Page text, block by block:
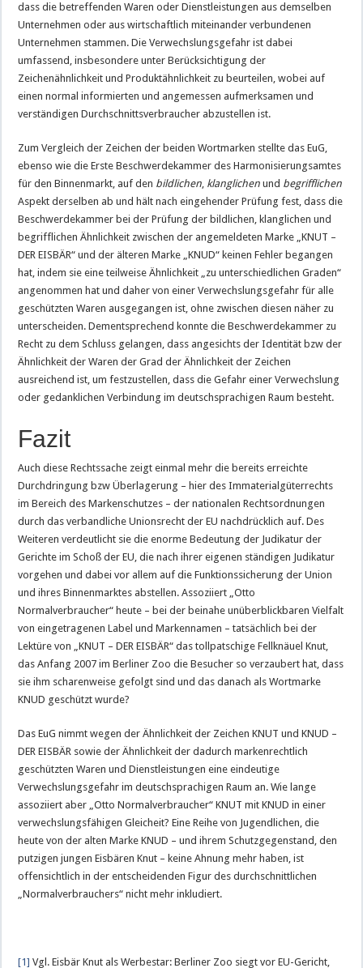
dass die betreffenden Waren oder Dienstleistungen aus demselben
Unternehmen oder aus wirtschaftlich miteinander verbundenen
Unternehmen stammen. Die Verwechslungsgefahr ist dabei
umfassend, insbesondere unter Berücksichtigung der
Zeichenähnlichkeit und Produktähnlichkeit zu beurteilen, wobei auf
einen normal informierten und angemessen aufmerksamen und
verständigen Durchschnittsverbraucher abzustellen ist.
Zum Vergleich der Zeichen der beiden Wortmarken stellte das EuG,
ebenso wie die Erste Beschwerdekammer des Harmonisierungsamtes
für den Binnenmarkt, auf den bildlichen, klanglichen und begrifflichen
Aspekt derselben ab und hält nach eingehender Prüfung fest, dass die
Beschwerdekammer bei der Prüfung der bildlichen, klanglichen und
begrifflichen Ähnlichkeit zwischen der angemeldeten Marke „KNUT –
DER EISBÄR“ und der älteren Marke „KNUD“ keinen Fehler begangen
hat, indem sie eine teilweise Ähnlichkeit „zu unterschiedlichen Graden“
angenommen hat und daher von einer Verwechslungsgefahr für alle
geschützten Waren ausgegangen ist, ohne zwischen diesen näher zu
unterscheiden. Dementsprechend konnte die Beschwerdekammer zu
Recht zu dem Schluss gelangen, dass angesichts der Identität bzw der
Ähnlichkeit der Waren der Grad der Ähnlichkeit der Zeichen
ausreichend ist, um festzustellen, dass die Gefahr einer Verwechslung
oder gedanklichen Verbindung im deutschsprachigen Raum besteht.
Fazit
Auch diese Rechtssache zeigt einmal mehr die bereits erreichte
Durchdringung bzw Überlagerung – hier des Immaterialgüterrechts
im Bereich des Markenschutzes – der nationalen Rechtsordnungen
durch das verbandliche Unionsrecht der EU nachdrücklich auf. Des
Weiteren verdeutlicht sie die enorme Bedeutung der Judikatur der
Gerichte im Schoß der EU, die nach ihrer eigenen ständigen Judikatur
vorgehen und dabei vor allem auf die Funktionssicherung der Union
und ihres Binnenmarktes abstellen. Assoziiert „Otto
Normalverbraucher“ heute – bei der beinahe unüberblickbaren Vielfalt
von eingetragenen Label und Markennamen – tatsächlich bei der
Lektüre von „KNUT – DER EISBÄR“ das tollpatschige Fellknäuel Knut,
das Anfang 2007 im Berliner Zoo die Besucher so verzaubert hat, dass
sie ihm scharenweise gefolgt sind und das danach als Wortmarke
KNUD geschützt wurde?
Das EuG nimmt wegen der Ähnlichkeit der Zeichen KNUT und KNUD –
DER EISBÄR sowie der Ähnlichkeit der dadurch markenrechtlich
geschützten Waren und Dienstleistungen eine eindeutige
Verwechslungsgefahr im deutschsprachigen Raum an. Wie lange
assoziiert aber „Otto Normalverbraucher“ KNUT mit KNUD in einer
verwechslungsfähigen Gleicheit? Eine Reihe von Jugendlichen, die
heute von der alten Marke KNUD – und ihrem Schutzgegenstand, den
putzigen jungen Eisbären Knut – keine Ahnung mehr haben, ist
offensichtlich in der entscheidenden Figur des durchschnittlichen
„Normalverbrauchers“ nicht mehr inkludiert.
[1] Vgl. Eisbär Knut als Werbestar: Berliner Zoo siegt vor EU-Gericht,